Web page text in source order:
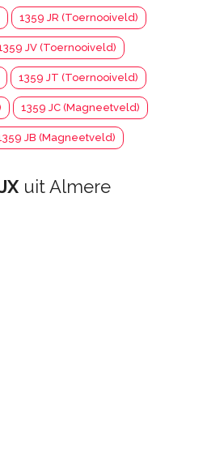
1359 JR (Toernooiveld)
JV (Toernooiveld)
1359 JT (Toernooiveld)
1359 JC (Magneetveld)
JB (Magneetveld)
uit Almere